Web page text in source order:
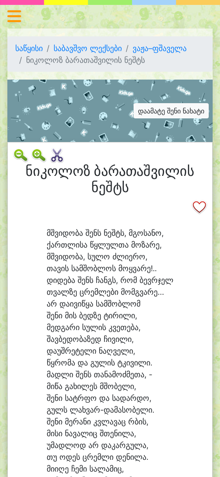
საწყისი საბავშვო ლექსები
ვაჟა–ფშაველა
ნიკოლოზ ბარათაშვილის ნეშტს
დაამატე შენი ნახატი
ნიკოლოზ ბარათაშვილის
ნეშტს
მშვიდობა შენს ნეშტს, მგოსანო,
ქართლისა წყლულთა მოზარე,
მშვიდობა, სულო ძლიერო,
თავის სამშობლოს მოყვარე!..
დიდება შენს ჩანგს, რომ ბევრჯელ
თვალზე ცრემლები მომგვარე…
არ დაივიწყა სამშობლომ
შენი მის ბედზე ტირილი,
მედგარი სულის კვეთება,
შავბედობაზედ ჩივილი,
დაუშრეტელი ნაღველი,
წყრომა და გულის ტკივილი.
მადლი შენს თანამოძმეთა, -
მიწა გახილეს მშობელი,
შენი სატრფო და სადარდო,
გულს ლახვარ-დამასობელი.
შენი მერანი კვლავაც რბის,
მისი ნავალიც შთენილა,
უმადლოდ არ დაკარგულა,
თუ ოდეს ცრემლი დენილა.
მიიღე ჩემი სალამიც,